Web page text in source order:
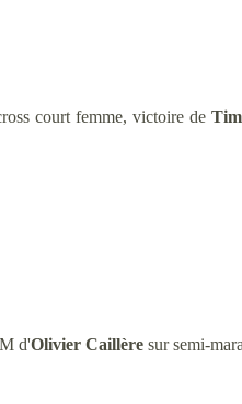
court femme, victoire de
d'Olivier Caillère sur semi-